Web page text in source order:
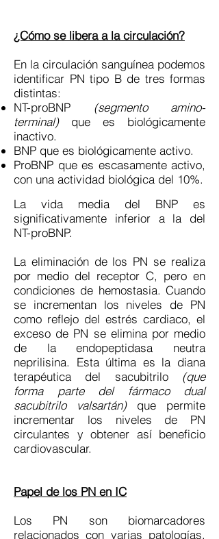
¿Cómo se libera a la circulación?
En la circulación sanguínea podemos
identificar PN tipo B de tres formas
distintas:
NT-proBNP (segmento amino-
terminal)que es biológicamente
inactivo.
BNP que es biológicamente activo.
ProBNP que es escasamente activo,
con una actividad biológica del 10%.
La vida media del BNP es
significativamente inferior a la del
NT-proBNP.
La eliminación de los PN se realiza
por medio del receptor C, pero en
condiciones de hemostasia. Cuando
se incrementan los niveles de PN
como reflejo del estrés cardiaco, el
exceso de PN se elimina por medio
de la endopeptidasa neutra
neprilisina. Esta última es la diana
terapéutica del sacubitrilo (que
forma parte del fármaco dual
sacubitrilo valsartán) que permite
incrementar los niveles de PN
circulantes y obtener así beneficio
cardiovascular.
Papel de los PN en IC
Los PN
son biomarcadores
relacionados con varias patologías,